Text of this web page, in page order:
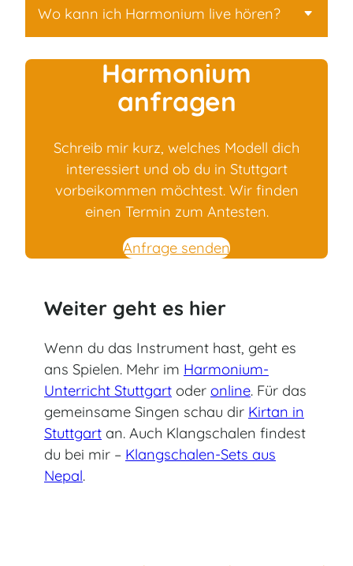
Wo kann ich Harmonium live hören?
Harmonium
anfragen
Schreib mir kurz, welches Modell dich
interessiert und ob du in Stuttgart
vorbeikommen möchtest. Wir finden
einen Termin zum Antesten.
Anfrage senden
Weiter geht es hier
Wenn du das Instrument hast, geht es
ans Spielen. Mehr im Harmonium-
Unterricht Stuttgart oder online. Für das
gemeinsame Singen schau dir Kirtan in
Stuttgart an. Auch Klangschalen findest
du bei mir – Klangschalen-Sets aus
Nepal.